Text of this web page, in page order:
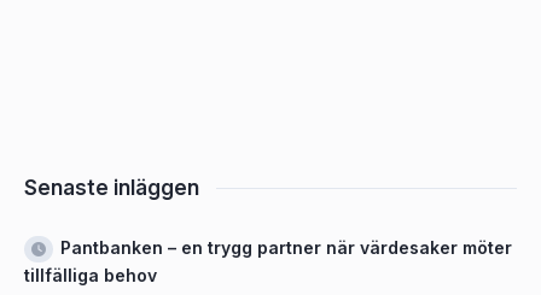
Senaste inläggen
Pantbanken – en trygg partner när värdesaker möter
tillfälliga behov